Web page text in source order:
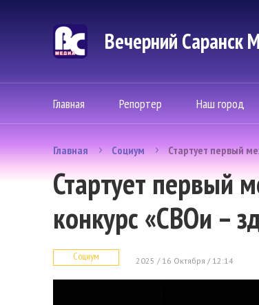
Вечерний Саранск
Главная Репортер Наш город
Главная Социум Стартует первый
Стартует первый
конкурс «СВОи –
Социум 2025 / 16 Октября / 12:14